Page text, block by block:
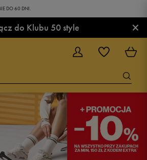
DO 60 DNI.
do Klubu 50 style ×